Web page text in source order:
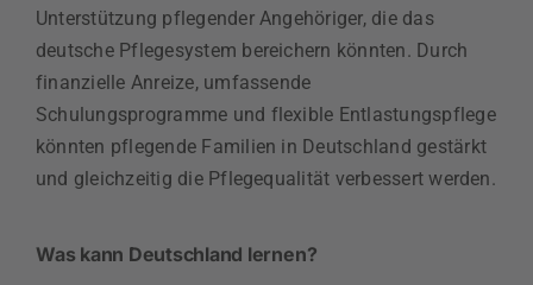
Unterstützung pflegender Angehöriger, die das
deutsche Pflegesystem bereichern könnten. Durch
finanzielle Anreize, umfassende
Schulungsprogramme und flexible Entlastungspflege
könnten pflegende Familien in Deutschland gestärkt
und gleichzeitig die Pflegequalität verbessert werden.
Was kann Deutschland lernen?